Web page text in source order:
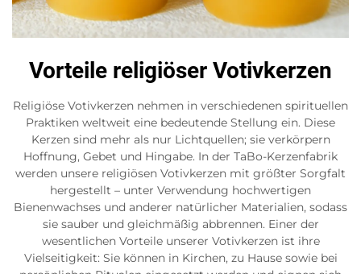
Vorteile religiöser Votivkerzen
Religiöse Votivkerzen nehmen in verschiedenen spirituellen
Praktiken weltweit eine bedeutende Stellung ein. Diese
Kerzen sind mehr als nur Lichtquellen; sie verkörpern
Hoffnung, Gebet und Hingabe. In der TaBo-Kerzenfabrik
werden unsere religiösen Votivkerzen mit größter Sorgfalt
hergestellt – unter Verwendung hochwertigen
Bienenwachses und anderer natürlicher Materialien, sodass
sie sauber und gleichmäßig abbrennen. Einer der
wesentlichen Vorteile unserer Votivkerzen ist ihre
Vielseitigkeit: Sie können in Kirchen, zu Hause sowie bei